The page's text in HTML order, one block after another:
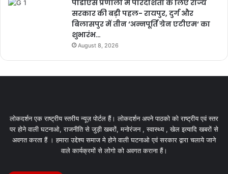
पीडीएस प्रणाली में पारदर्शिता के लिए राज्य
सरकार की बड़ी पहल- रायपुर, दुर्ग और
बिलासपुर में तीन ‘अन्नपूर्ति ग्रेन एटीएम‘ का
शुभारंभ…
August 8, 2026
लोकदर्शन एक राष्ट्रीय स्तरीय न्यूज़ पोर्टल हैं। लोकदर्शन अपने पाठको को राष्ट्रीय एवं स्तर
पर होने वाली घटनाओ, राजनीति से जुड़ी खबरों, मनोरंजन , स्वास्थ्य , खेल इत्यादि खबरों से
अवगत करता हैं । हमारा उद्देश्य समाज मे होने वाली घटनाओ एवं सरकार द्वारा चलाये जाने
वाले कार्यक्रमों से लोगो को अवगत कराना हैं।